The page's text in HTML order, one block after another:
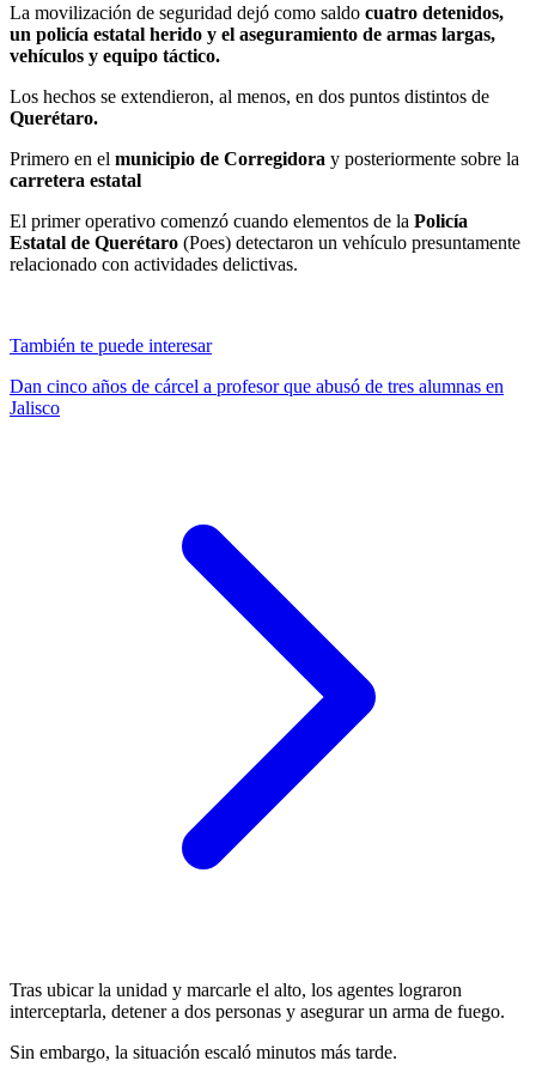
La movilización de seguridad dejó como saldo cuatro detenidos,
un policía estatal herido y el aseguramiento de armas largas,
vehículos y equipo táctico.
Los hechos se extendieron, al menos, en dos puntos distintos de
Querétaro.
Primero en el municipio de Corregidora y posteriormente sobre la
carretera estatal
El primer operativo comenzó cuando elementos de la Policía
Estatal de Querétaro (Poes) detectaron un vehículo presuntamente
relacionado con actividades delictivas.
También te puede interesar
Dan cinco años de cárcel a profesor que abusó de tres alumnas en
Jalisco
Tras ubicar la unidad y marcarle el alto, los agentes lograron
interceptarla, detener a dos personas y asegurar un arma de fuego.
Sin embargo, la situación escaló minutos más tarde.